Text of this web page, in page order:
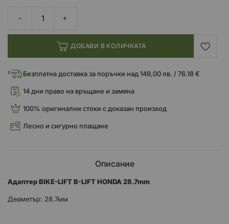
ДОБАВИ В КОЛИЧКАТА
Безплатна доставка за поръчки над 149,00 лв. / 76.18 €
14 дни право на връщане и замяна
100% оригинални стоки с доказан произход
Лесно и сигурно плащане
Описание
Адаптер BIKE-LIFT B-LIFTHONDA 28.7mm
Деаметър: 28.7мм